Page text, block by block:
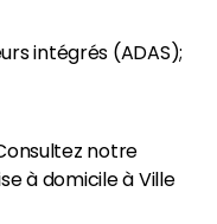
intégrés (ADAS);
notre
à domicile à Ville